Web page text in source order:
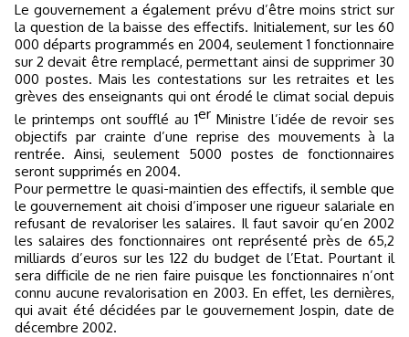
Le gouvernement a également prévu d’être moins strict sur
la question de la baisse des effectifs. Initialement, sur les 60
000 départs programmés en 2004, seulement 1 fonctionnaire
sur 2 devait être remplacé, permettant ainsi de supprimer 30
000 postes. Mais les contestations sur les retraites et les
grèves des enseignants qui ont érodé le climat social depuis
le printemps ont soufflé au 1er Ministre l’idée de revoir ses
objectifs par crainte d’une reprise des mouvements à la
rentrée. Ainsi, seulement 5000 postes de fonctionnaires
seront supprimés en 2004.
Pour permettre le quasi-maintien des effectifs, il semble que
le gouvernement ait choisi d’imposer une rigueur salariale en
refusant de revaloriser les salaires. Il faut savoir qu’en 2002
les salaires des fonctionnaires ont représenté près de 65,2
milliards d’euros sur les 122 du budget de l’Etat. Pourtant il
sera difficile de ne rien faire puisque les fonctionnaires n’ont
connu aucune revalorisation en 2003. En effet, les dernières,
qui avait été décidées par le gouvernement Jospin, date de
décembre 2002.